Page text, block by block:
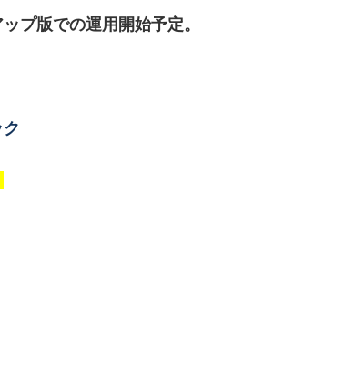
プ版での運用開始予定。